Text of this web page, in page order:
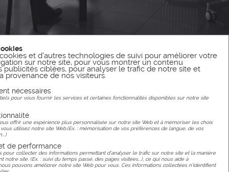
et d'autres technologies de suivi pour améliorer votre
sur notre site, pour vous montrer un contenu
publicités ciblées, pour analyser le trafic de notre site et
provenance de nos visiteurs.
nécessaires
pour vous fournir les services et certaines fonctionnalités disponibles sur notre site
offrir une expérience plus personnalisée sur notre site Web et à mémoriser les choix
utilisez notre site Web.(Ex. : mémorisation de vos préférences de langue, de vos
de performance
pour collecter des informations permettant d'analyser le trafic sur notre site et la manière
notre site. (Ex. : suivi du temps passé, des pages visitées...), ce qui nous aide à
pouvons améliorer notre site Web pour vous. Ces informations collectées n'identifient